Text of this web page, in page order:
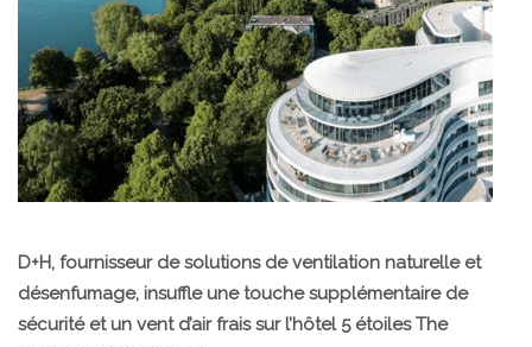
D+H, fournisseur de solutions de ventilation naturelle et
désenfumage, insuffle une touche supplémentaire de
sécurité et un vent d’air frais sur l’hôtel 5 étoiles The